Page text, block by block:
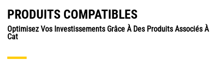
PRODUITS COMPATIBLES
Optimisez Vos Investissements Grâce À Des Produits Associés À
Cat